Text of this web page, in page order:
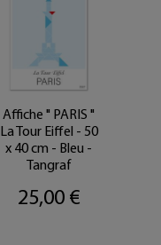
Affiche " PARIS "
La Tour Eiffel - 50
x 40 cm - Bleu -
Tangraf
25,00 €